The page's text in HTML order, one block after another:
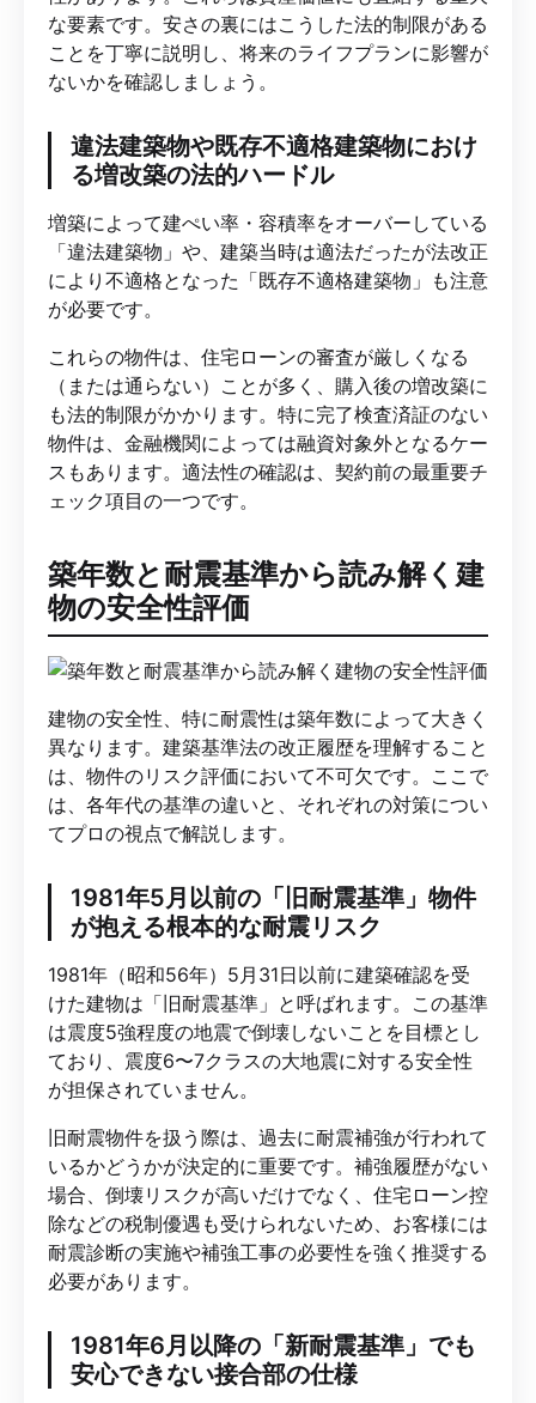
な要素です。安さの裏にはこうした法的制限がある
ことを丁寧に説明し、将来のライフプランに影響が
ないかを確認しましょう。
違法建築物や既存不適格建築物におけ
る増改築の法的ハードル
増築によって建ぺい率・容積率をオーバーしている
「違法建築物」や、建築当時は適法だったが法改正
により不適格となった「既存不適格建築物」も注意
が必要です。
これらの物件は、住宅ローンの審査が厳しくなる
（または通らない）ことが多く、購入後の増改築に
も法的制限がかかります。特に完了検査済証のない
物件は、金融機関によっては融資対象外となるケー
スもあります。適法性の確認は、契約前の最重要チ
ェック項目の一つです。
築年数と耐震基準から読み解く建
物の安全性評価
建物の安全性、特に耐震性は築年数によって大きく
異なります。建築基準法の改正履歴を理解すること
は、物件のリスク評価において不可欠です。ここで
は、各年代の基準の違いと、それぞれの対策につい
てプロの視点で解説します。
1981年5月以前の「旧耐震基準」物件
が抱える根本的な耐震リスク
1981年（昭和56年）5月31日以前に建築確認を受
けた建物は「旧耐震基準」と呼ばれます。この基準
は震度5強程度の地震で倒壊しないことを目標とし
ており、震度6〜7クラスの大地震に対する安全性
が担保されていません。
旧耐震物件を扱う際は、過去に耐震補強が行われて
いるかどうかが決定的に重要です。補強履歴がない
場合、倒壊リスクが高いだけでなく、住宅ローン控
除などの税制優遇も受けられないため、お客様には
耐震診断の実施や補強工事の必要性を強く推奨する
必要があります。
1981年6月以降の「新耐震基準」でも
安心できない接合部の仕様